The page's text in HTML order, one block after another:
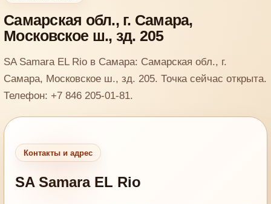
Самарская обл., г. Самара,
Московское ш., зд. 205
SA Samara EL Rio в Самара: Самарская обл., г.
Самара, Московское ш., зд. 205. Точка сейчас открыта.
Телефон: +7 846 205-01-81.
Контакты и адрес
SA Samara EL Rio